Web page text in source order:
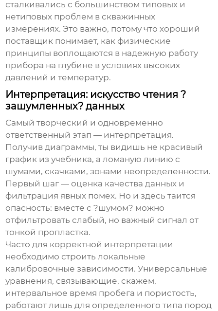
сталкивались с большинством типовых и
нетиповых проблем в скважинных
измерениях. Это важно, потому что хороший
поставщик понимает, как физические
принципы воплощаются в надежную работу
прибора на глубине в условиях высоких
давлений и температур.
Интерпретация: искусство чтения ?
зашумленных? данных
Самый творческий и одновременно
ответственный этап — интерпретация.
Получив диаграммы, ты видишь не красивый
график из учебника, а ломаную линию с
шумами, скачками, зонами неопределенности.
Первый шаг — оценка качества данных и
фильтрация явных помех. Но и здесь таится
опасность: вместе с ?шумом? можно
отфильтровать слабый, но важный сигнал от
тонкой пропластка.
Часто для корректной интерпретации
необходимо строить локальные
калибровочные зависимости. Универсальные
уравнения, связывающие, скажем,
интервальное время пробега и пористость,
работают лишь для определенного типа пород